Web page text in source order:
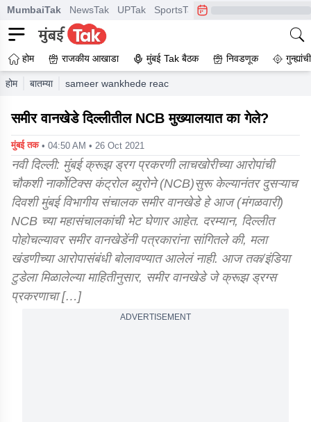
MumbaiTak NewsTak UPTak SportsTak CrimeTak
होम राजकीय आखाडा मुंबई Tak बैठक निवडणूक
होम बातम्या sameer wankhede reached delhi amid serious
समीर वानखेडे दिल्लीतील NCB मुख्यालयात का गेले?
मुंबई तक • 04:50 AM • 26 Oct 2021
नवी दिल्ली: मुंबई क्रूझ ड्रग प्रकरणी लाचखोरीच्या आरोपांची
चौकशी नार्कोटिक्स कंट्रोल ब्युरोने (NCB)सुरू केल्यानंतर दुसऱ्याच
दिवशी मुंबई विभागीय संचालक समीर वानखेडे हे आज (मंगळवारी)
NCB च्या महासंचालकांची भेट घेणार आहेत. दरम्यान, दिल्लीत
पोहोचल्यावर समीर वानखेडेंनी पत्रकारांना सांगितले की, मला
खंडणीच्या आरोपासंबंधी बोलावण्यात आलेलं नाही. आज तक/इंडिया
टुडेला मिळालेल्या माहितीनुसार, समीर वानखेडे जे क्रूझ ड्रग्स
प्रकरणाचा […]
ADVERTISEMENT